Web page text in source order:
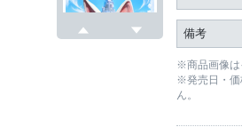
備考
※商品画像は
※発売日・価
ん。